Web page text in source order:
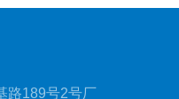
路189号2号厂